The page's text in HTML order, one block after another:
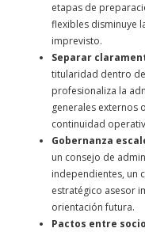
etapas de
flexibles disminuye
imprevisto.
Separar
titularidad dentro
profesionaliza la
generales externos
continuidad
Gobernanza
un consejo de
independientes, un
estratégico asesor
orientación futura.
Pactos entre